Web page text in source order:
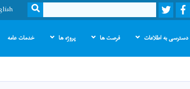
Youtube
Facebook
Twitter
Search
SEARCH
دسترسی به اطلاعات فرصت ها پروژه ها خدمات عامه